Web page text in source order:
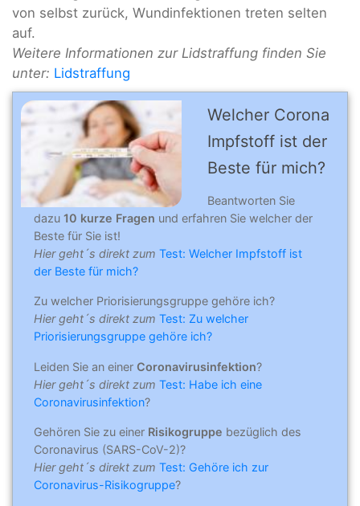
von selbst zurück, Wundinfektionen treten selten
auf.
Weitere Informationen zur Lidstraffung finden Sie
unter: Lidstraffung
Welcher Corona
Impfstoff ist der
Beste für mich?
Beantworten Sie
dazu 10 kurze Fragen und erfahren Sie welcher der
Beste für Sie ist!
Hier geht´s direkt zum Test: Welcher Impfstoff ist
der Beste für mich?
Zu welcher Priorisierungsgruppe gehöre ich?
Hier geht´s direkt zum Test: Zu welcher
Priorisierungsgruppe gehöre ich?
Leiden Sie an einer Coronavirusinfektion?
Hier geht´s direkt zum Test: Habe ich eine
Coronavirusinfektion?
Gehören Sie zu einer Risikogruppe bezüglich des
Coronavirus (SARS-CoV-2)?
Hier geht´s direkt zum Test: Gehöre ich zur
Coronavirus-Risikogruppe?